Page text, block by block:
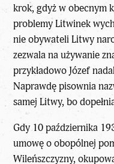
krok, gdyż w obecnym
problemy Litwinek
nie obywateli Litwy
zezwala na używanie
przykładowo Józef
Naprawdę pisownia
samej Litwy, bo
Gdy 10 października
umowę o obopólnej
Wileńszczyzny,